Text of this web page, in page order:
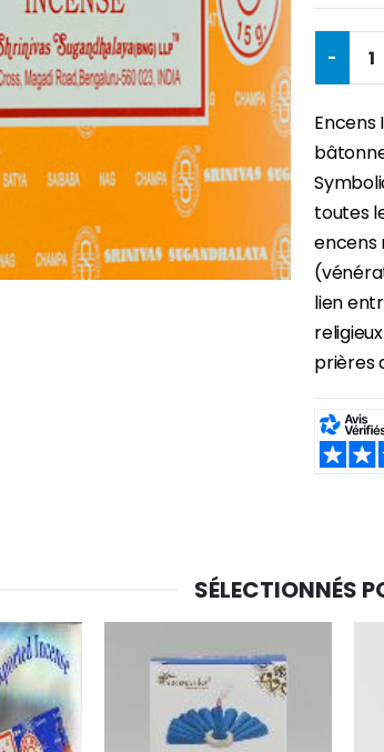
Une bougie 150 gr et votre Prière déposées à Lourdes
€7.00
€6.00
-
Encens
toutes
encens
lien
prières
SHARE:
SÉLECTIONNÉS